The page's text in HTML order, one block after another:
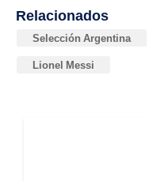
Relacionados
Selección Argentina
Lionel Messi